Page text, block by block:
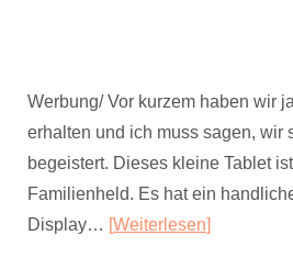
Werbung/ Vor kurzem haben wir
erhalten und ich muss sagen, wir
begeistert. Dieses kleine Tablet
Familienheld. Es hat ein
Display… Weiterlesen